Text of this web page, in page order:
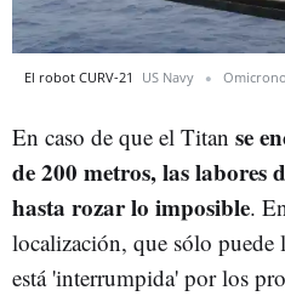
El robot CURV-21 US Navy Omicrono
En caso de que el Titan se
de 200 metros, las labores
hasta rozar lo imposible.
localización, que sólo puede
está 'interrumpida' por los